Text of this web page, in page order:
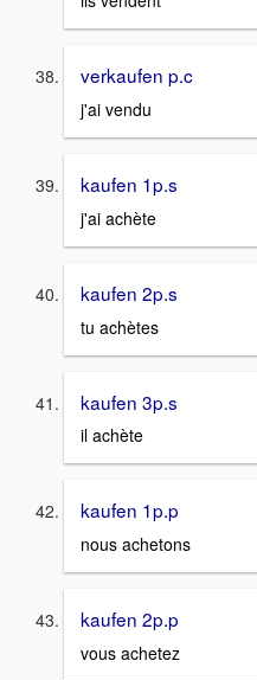
verkaufen p.c
j'ai vendu
kaufen 1p.s
j'ai achète
kaufen 2p.s
tu achètes
kaufen 3p.s
il achète
kaufen 1p.p
nous achetons
kaufen 2p.p
vous achetez